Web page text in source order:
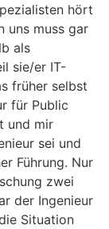
hört
uns muss gar
als
sie/er IT-
früher selbst
für Public
und mir
sei und
Führung. Nur
zwei
der Ingenieur
Situation